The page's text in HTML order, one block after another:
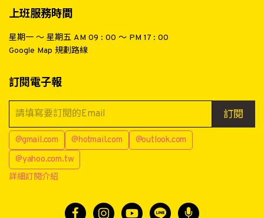
上班服務時間
星期一 ～ 星期五 AM 09 : 00 ～ PM 17 : 00
Google Map 規劃路線
訂閱電子報
訂閱
@gmail.com @hotmail.com
@outlook.com
@yahoo.com.tw
詳細訂閱介紹